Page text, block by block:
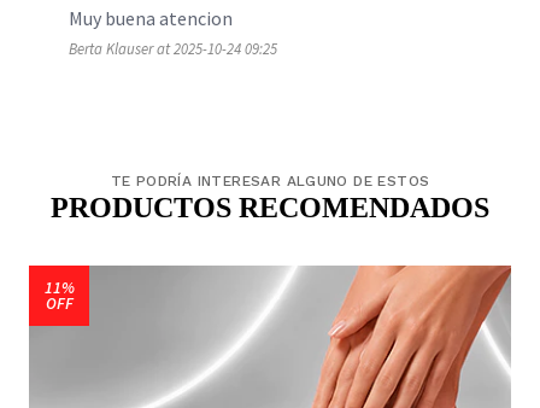
Berta Klauser at 2025-10-24 09:25
TE PODRÍA INTERESAR ALGUNO DE ESTOS
PRODUCTOS RECOMENDADOS
11%
OFF